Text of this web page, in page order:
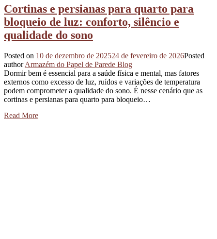
Cortinas e persianas para quarto para
bloqueio de luz: conforto, silêncio e
qualidade do sono
Posted on 10 de dezembro de 202524 de fevereiro de 2026Posted
author Armazém do Papel de Parede Blog
Dormir bem é essencial para a saúde física e mental, mas fatores
externos como excesso de luz, ruídos e variações de temperatura
podem comprometer a qualidade do sono. É nesse cenário que as
cortinas e persianas para quarto para bloqueio…
Read More